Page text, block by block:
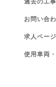
過去の工
お問い合
求人ページ
使用車両